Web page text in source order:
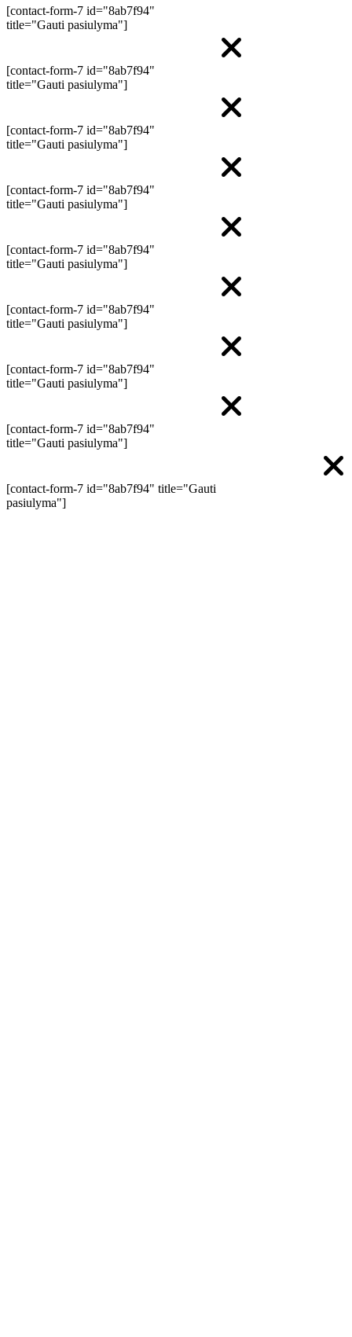
[contact-form-7 id="8ab7f94"
title="Gauti pasiulyma"]
[contact-form-7 id="8ab7f94"
title="Gauti pasiulyma"]
[contact-form-7 id="8ab7f94"
title="Gauti pasiulyma"]
[contact-form-7 id="8ab7f94"
title="Gauti pasiulyma"]
[contact-form-7 id="8ab7f94"
title="Gauti pasiulyma"]
[contact-form-7 id="8ab7f94"
title="Gauti pasiulyma"]
[contact-form-7 id="8ab7f94"
title="Gauti pasiulyma"]
[contact-form-7 id="8ab7f94"
title="Gauti pasiulyma"]
[contact-form-7 id="8ab7f94" title="Gauti
pasiulyma"]